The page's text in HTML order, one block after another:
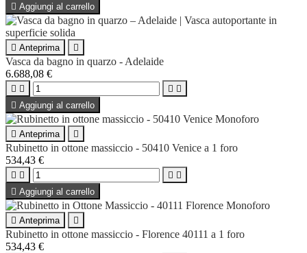
 Aggiungi al carrello
 Anteprima 
Vasca da bagno in quarzo - Adelaide
6.688,08 €
   
 Aggiungi al carrello
 Anteprima 
Rubinetto in ottone massiccio - 50410 Venice a 1 foro
534,43 €
   
 Aggiungi al carrello
 Anteprima 
Rubinetto in ottone massiccio - Florence 40111 a 1 foro
534,43 €